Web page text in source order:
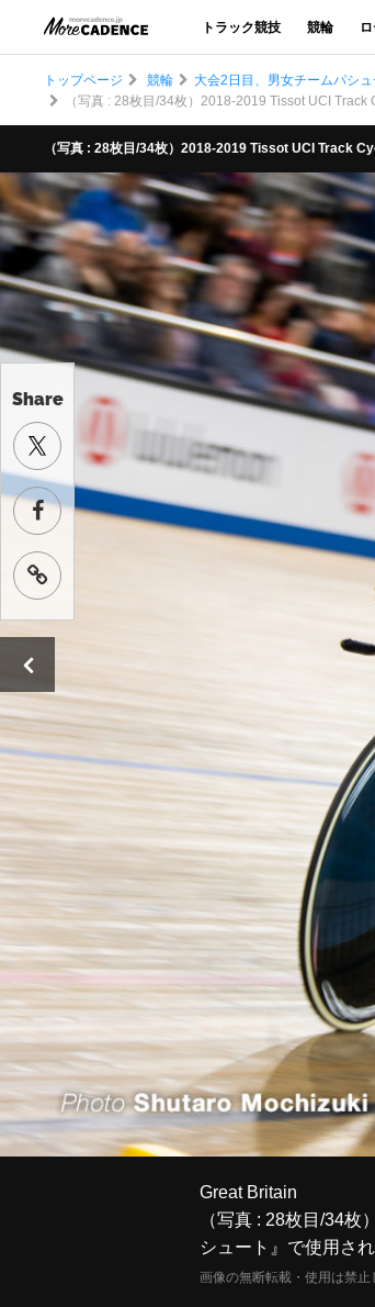
トラック競技 競輪
Share
トップページ 競輪 大会2日目、男女チームパシ
（写真 : 28枚目/34枚）2018-2019 Tissot UCI
（写真 : 28枚目/34枚）2018-2019 Tissot UCI Track
Great Britain
（写真 : 28枚目/34
シュート』で使用さ
画像の無断転載・使用は禁